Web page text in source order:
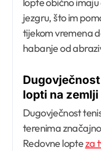
jezgru, što im
tijekom vremena
habanje od
lopti na zemlji
Dugovječnost
terenima
Redovne lopteza